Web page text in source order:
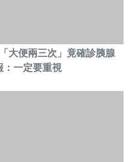
大便兩三次」竟確診胰腺
一定要重視